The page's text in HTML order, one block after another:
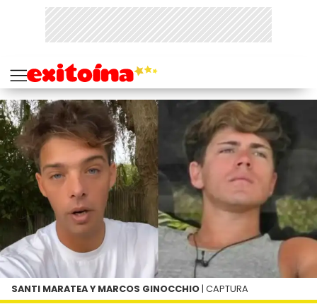
SANTI MARATEA Y MARCOS GINOCCHIO | CAPTURA